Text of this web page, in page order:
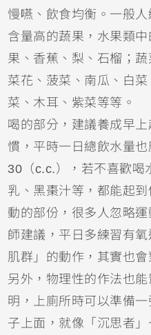
慢嚥、飲食均衡。一般
含量高的蔬果，水果類
果、香蕉、梨、石榴；
菜花、菠菜、南瓜、白
菜、木耳、紫菜等等。
喝的部分，建議養成早
慣，平時一日總飲水量
30（c.c.），若不喜歡喝
乳、黑棗汁等，都能起
動的部份，很多人忽略
師建議，平日多練習有
肌群」的動作，其實也會
另外，物理性的作法也
明，上廁所時可以準備
子上面，就像「沉思者